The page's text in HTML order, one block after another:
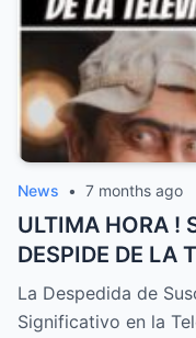
News • 7 months ago
ULTIMA HORA !
DESPIDE DE LA
! TRISTE
La Despedida de
Significativo en la